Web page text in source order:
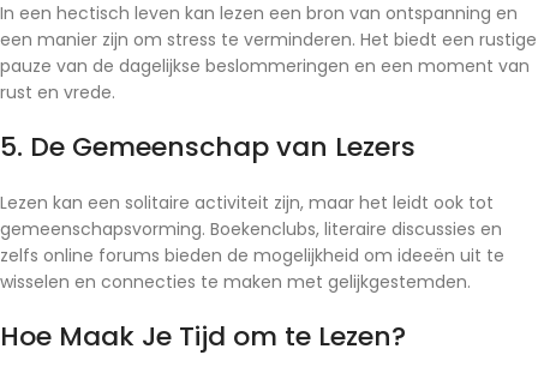
In een hectisch leven kan lezen een bron van ontspanning en
een manier zijn om stress te verminderen. Het biedt een rustige
pauze van de dagelijkse beslommeringen en een moment van
rust en vrede.
5. De Gemeenschap van Lezers
Lezen kan een solitaire activiteit zijn, maar het leidt ook tot
gemeenschapsvorming. Boekenclubs, literaire discussies en
zelfs online forums bieden de mogelijkheid om ideeën uit te
wisselen en connecties te maken met gelijkgestemden.
Hoe Maak Je Tijd om te Lezen?